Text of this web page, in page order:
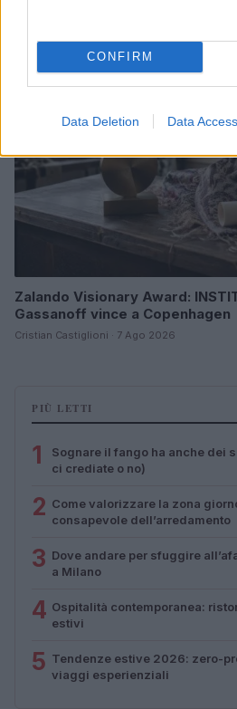
CONFIRM
Data Deletion Data Access
LIFESTYLE
Zalando Visionary Award:
Gassanoff vince a Copenhagen
Cristian Castiglioni · 7 Ago 2026
PIÙ LETTI
1
Sognare il fango ha anche dei
ci crediate o no)
2 Come valorizzare la zona
consapevole dell’arredamento
3 Dove andare per sfuggire
a Milano
4 Ospitalità contemporanea:
estivi
5 Tendenze estive 2026: zero-
viaggi esperienziali